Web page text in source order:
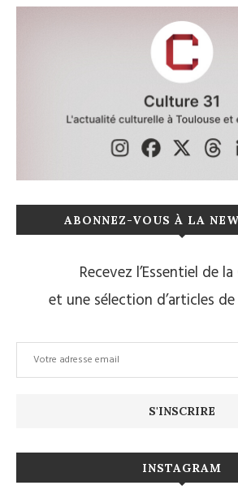
ABONNEZ-VOUS À LA
Recevez l’Essentiel de
et une sélection d’articles
INSTAGRAM